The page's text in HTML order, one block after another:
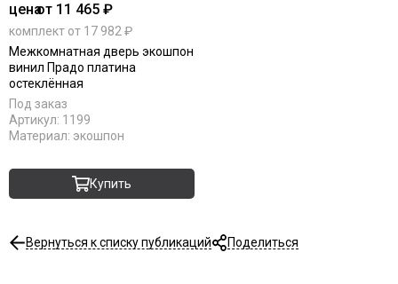
ценаот 11 465 ₽
комплект от 17 982 ₽
Межкомнатная дверь экошпон
винил Прадо платина
остеклённая
Под заказ
Артикул: 1199
Материал: экошпон
Купить
Вернуться к списку публикаций Поделиться